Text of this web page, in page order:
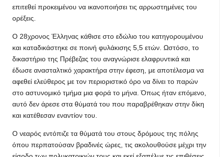
επιτεθεί προκειμένου να ικανοποιήσει τις αρρωστημένες του
ορέξεις.
Ο 28χρονος Έλληνας κάθισε στο εδώλιο του κατηγορουμένου
και καταδικάστηκε σε ποινή φυλάκισης 5,5 ετών. Ωστόσο, το
δικαστήριο της Πρέβεζας του αναγνώρισε ελαφρυντικά και
έδωσε ανασταλτικό χαρακτήρα στην έφεση, με αποτέλεσμα να
αφεθεί ελεύθερος με τον περιοριστικό όρο να δίνει το παρών
στο αστυνομικό τμήμα μια φορά το μήνα. Όπως ήταν επόμενο,
αυτό δεν άρεσε στα θύματά του που παραβρέθηκαν στην δίκη
και κατέθεσαν εναντίον του.
Ο νεαρός εντόπιζε τα θύματά του στους δρόμους της πόλης
όπου περπατούσαν βραδινές ώρες, τις ακολουθούσε μέχρι την